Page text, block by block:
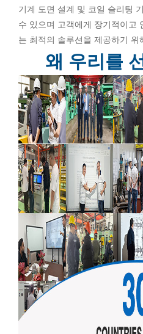
기계 도면 설계 및 코일 슬리팅
수 있으며 고객에게 장기적이고
는 최적의 솔루션을 제공하기
왜 우리를